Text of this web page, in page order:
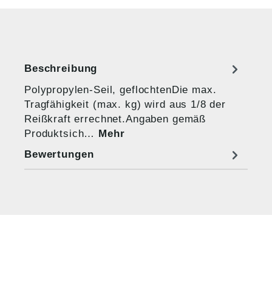
Beschreibung
Polypropylen-Seil, geflochtenDie max.
Tragfähigkeit (max. kg) wird aus 1/8 der
Reißkraft errechnet.Angaben gemäß
Produktsich… Mehr
Bewertungen